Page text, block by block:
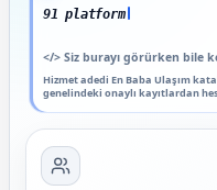
91 platform genelinde
</> Siz burayı görürken bile
Hizmet adedi En Baba Ulaşım
genelindeki onaylı kayıtlardan